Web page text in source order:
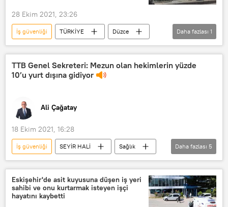
28 Ekim 2021, 23:26
İş güvenliği TÜRKİYE
Düzce
belediye işçisi
Daha fazlası 1
TTB Genel Sekreteri: Mezun olan hekimlerin yüzde
10’u yurt dışına gidiyor
Ali Çağatay
18 Ekim 2021, 16:28
İş güvenliği SEYİR HALİ
Sağlık
Türk Tabipleri Birliği (TTB)
Doktor
beyin göçü
Vedat Bulut
RADYO
Daha fazlası 5
Eskişehir'de asit kuyusuna düşen iş yeri
sahibi ve onu kurtarmak isteyen işçi
hayatını kaybetti